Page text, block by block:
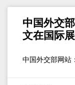
中国外交
文在国际
中国外交部网站